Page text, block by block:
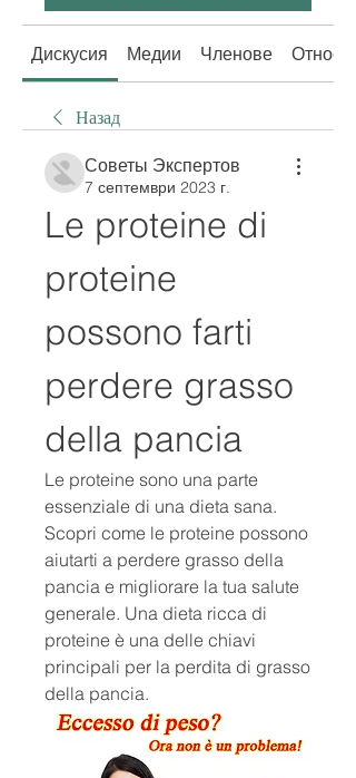
Дискусия Медии Членове Относно
Назад
Советы Экспертов
7 септември 2023 г.
Le proteine ​​di
proteine ​​
possono farti
perdere grasso
della pancia
Le proteine ​​sono una parte
essenziale di una dieta sana.
Scopri come le proteine ​​possono
aiutarti a perdere grasso della
pancia e migliorare la tua salute
generale. Una dieta ricca di
proteine ​​è una delle chiavi
principali per la perdita di grasso
della pancia.